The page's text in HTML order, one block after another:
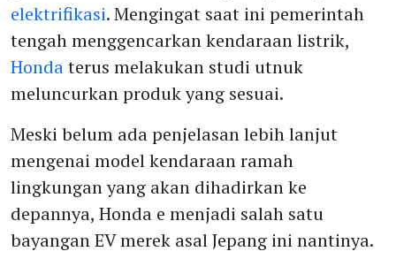
elektrifikasi. Mengingat saat ini pemerintah
tengah menggencarkan kendaraan listrik,
Hondaterus melakukan studi utnuk
meluncurkan produk yang sesuai.
Meski belum ada penjelasan lebih lanjut
mengenai model kendaraan ramah
lingkungan yang akan dihadirkan ke
depannya, Honda e menjadi salah satu
bayangan EV merek asal Jepang ini nantinya.